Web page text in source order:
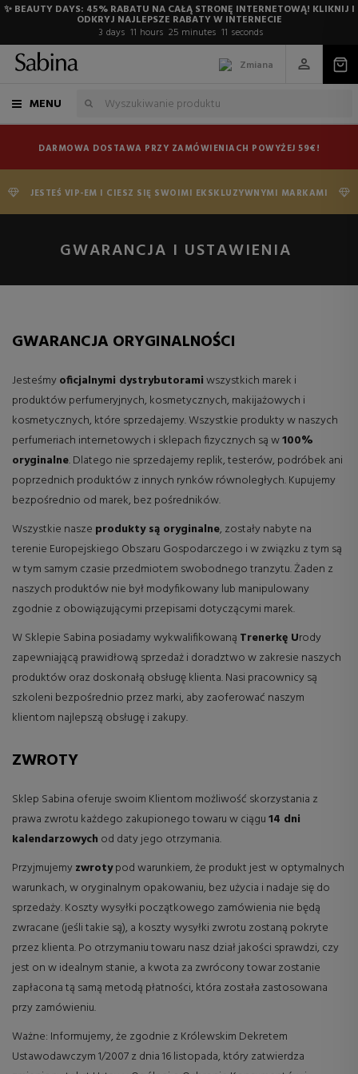
✨ BEAUTY DAYS: 45% RABATU NA CAŁĄ STRONĘ INTERNETOWĄ! KLIKNIJ I
ODKRYJ NAJLEPSZE RABATY W INTERNECIE
3 days 11 hours 25 minutes 11 seconds
Zmiana
MENU
DARMOWA DOSTAWA PRZY ZAMÓWIENIACH POWYŻEJ 59€!
JESTEŚ VIP-EM I CIESZ SIĘ SWOIMI EKSKLUZYWNYMI MARKAMI
GWARANCJA I USTAWIENIA
GWARANCJA ORYGINALNOŚCI
Jesteśmyoficjalnymi dystrybutoramiwszystkich marek i
produktów perfumeryjnych, kosmetycznych, makijażowych i
kosmetycznych, które sprzedajemy. Wszystkie produkty w naszych
perfumeriach internetowych i sklepach fizycznych są w100%
oryginalne. Dlatego nie sprzedajemy replik, testerów, podróbek ani
poprzednich produktów z innych rynków równoległych. Kupujemy
bezpośrednio od marek, bez pośredników.
Wszystkie nasze produkty są oryginalne, zostały nabyte na
terenie Europejskiego Obszaru Gospodarczego i w związku z tym są
w tym samym czasie przedmiotem swobodnego tranzytu. Żaden z
naszych produktów nie był modyfikowany lub manipulowany
zgodnie z obowiązującymi przepisami dotyczącymi marek.
W Sklepie Sabina posiadamy wykwalifikowaną Trenerkę Urody
zapewniającą prawidłową sprzedaż i doradztwo w zakresie naszych
produktów oraz doskonałą obsługę klienta. Nasi pracownicy są
szkoleni bezpośrednio przez marki, aby zaoferować naszym
klientom najlepszą obsługę i zakupy.
ZWROTY
Sklep Sabina oferuje swoim Klientom możliwość skorzystania z
prawa zwrotu każdego zakupionego towaru w ciągu14 dni
kalendarzowych od daty jego otrzymania.
Przyjmujemyzwrotypod warunkiem, że produkt jest w optymalnych
warunkach, w oryginalnym opakowaniu, bez użycia i nadaje się do
sprzedaży. Koszty wysyłki początkowego zamówienia nie będą
zwracane (jeśli takie są), a koszty wysyłki zwrotu zostaną pokryte
przez klienta. Po otrzymaniu towaru nasz dział jakości sprawdzi, czy
jest on w idealnym stanie, a kwota za zwrócony towar zostanie
zapłacona tą samą metodą płatności, która została zastosowana
przy zamówieniu.
Ważne: Informujemy, że zgodnie z Królewskim Dekretem
Ustawodawczym 1/2007 z dnia 16 listopada, który zatwierdza